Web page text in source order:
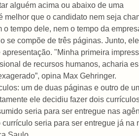
alguém acima ou abaixo de uma
melhor que o candidato nem seja
o tempo dele, nem o tempo da
se compõe de três páginas. Junto, ele
apresentação. "Minha primeira
de recursos humanos, acharia
opina Max Gehringer.
um de duas páginas e outro de
ele decidiu fazer dois
seria para ser entregue nas
currículo seria para ser entregue já na